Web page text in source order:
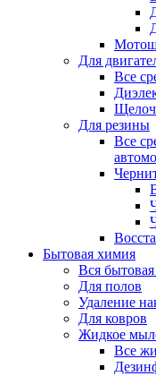
Для
Все
Для резины
Все
Бытовая химия
Вся
Для полов
Удаление
Для ковров
Жидкое
Все